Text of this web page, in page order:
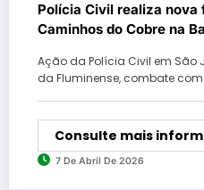
Polícia Civil realiza nova
Caminhos do Cobre na
Ação da Polícia Civil em São
da Fluminense, combate
Consulte mais
7 De Abril De 2026